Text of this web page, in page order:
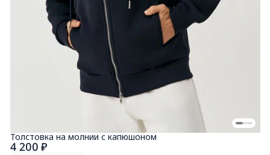
4 200 ₽
Толстовка на молнии с капюшоном